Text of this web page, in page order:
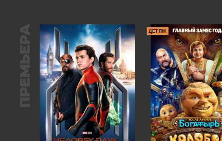
ПРЕМЬЕРА ДЕТЯМ